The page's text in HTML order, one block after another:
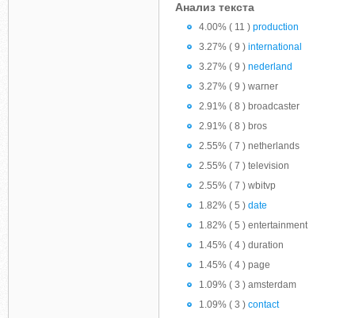
Анализ текста
4.00% ( 11 ) production
3.27% ( 9 ) international
3.27% ( 9 ) nederland
3.27% ( 9 ) warner
2.91% ( 8 ) broadcaster
2.91% ( 8 ) bros
2.55% ( 7 ) netherlands
2.55% ( 7 ) television
2.55% ( 7 ) wbitvp
1.82% ( 5 ) date
1.82% ( 5 ) entertainment
1.45% ( 4 ) duration
1.45% ( 4 ) page
1.09% ( 3 ) amsterdam
1.09% ( 3 ) contact